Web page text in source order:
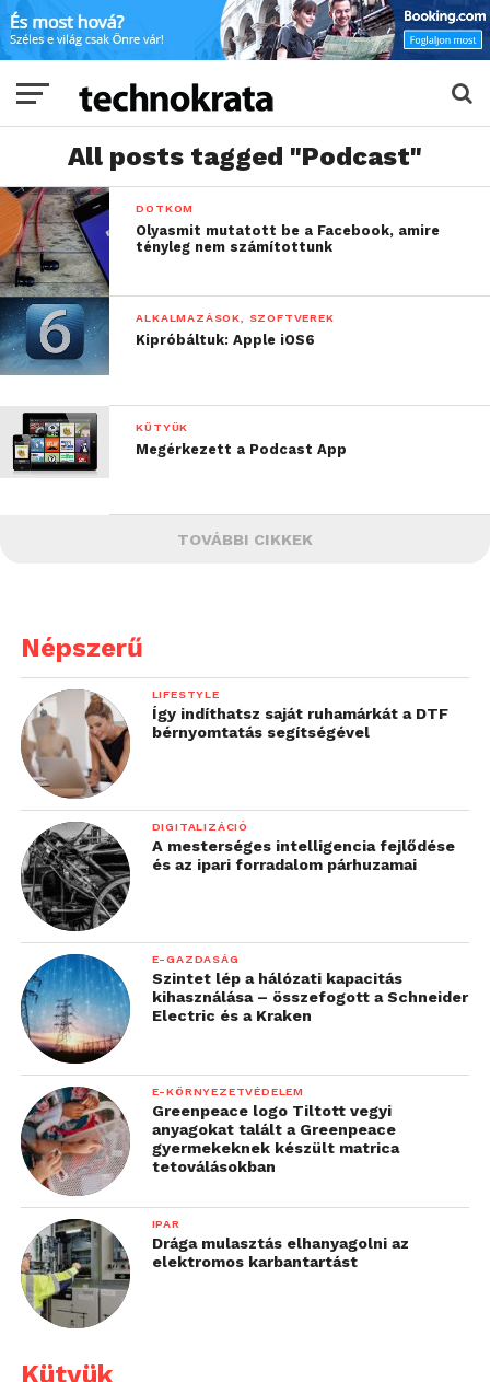
All posts tagged "Podcast"
DOTKOM
Olyasmit mutatott be a Facebook, amire
tényleg nem számítottunk
ALKALMAZÁSOK, SZOFTVEREK
Kipróbáltuk: Apple iOS6
KÜTYÜK
Megérkezett a Podcast App
TOVÁBBI CIKKEK
Népszerű
LIFESTYLE
Így indíthatsz saját ruhamárkát a DTF
bérnyomtatás segítségével
DIGITALIZÁCIÓ
A mesterséges intelligencia fejlődése
és az ipari forradalom párhuzamai
E-GAZDASÁG
Szintet lép a hálózati kapacitás
kihasználása – összefogott a Schneider
Electric és a Kraken
E-KÖRNYEZETVÉDELEM
Greenpeace logo Tiltott vegyi
anyagokat talált a Greenpeace
gyermekeknek készült matrica
tetoválásokban
IPAR
Drága mulasztás elhanyagolni az
elektromos karbantartást
Kütyük